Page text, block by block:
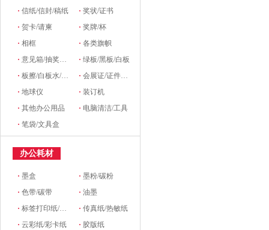
·信纸/信封/稿纸 ·奖状/证书
·贺卡/请柬 ·奖牌/杯
·相框 ·各类旗帜
·意见箱/抽奖箱/信件箱 ·绿板/黑板/白板
·板擦/白板水/磁粒/磁吸 ·会展证/证件卡/卡套挂绳/席位牌
·地球仪 ·装订机
·其他办公用品 · 电脑清洁/工具
·笔袋/文具盒
办公耗材
·墨盒 ·墨粉/碳粉
·色带/碳带 ·油墨
·标签打印纸/条码纸/收银纸 ·传真纸/热敏纸
·云彩纸/彩卡纸 · 胶版纸